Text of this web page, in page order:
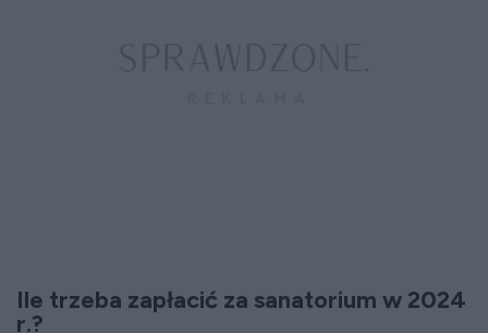
Ile trzeba zapłacić za sanatorium w 2024
r.?